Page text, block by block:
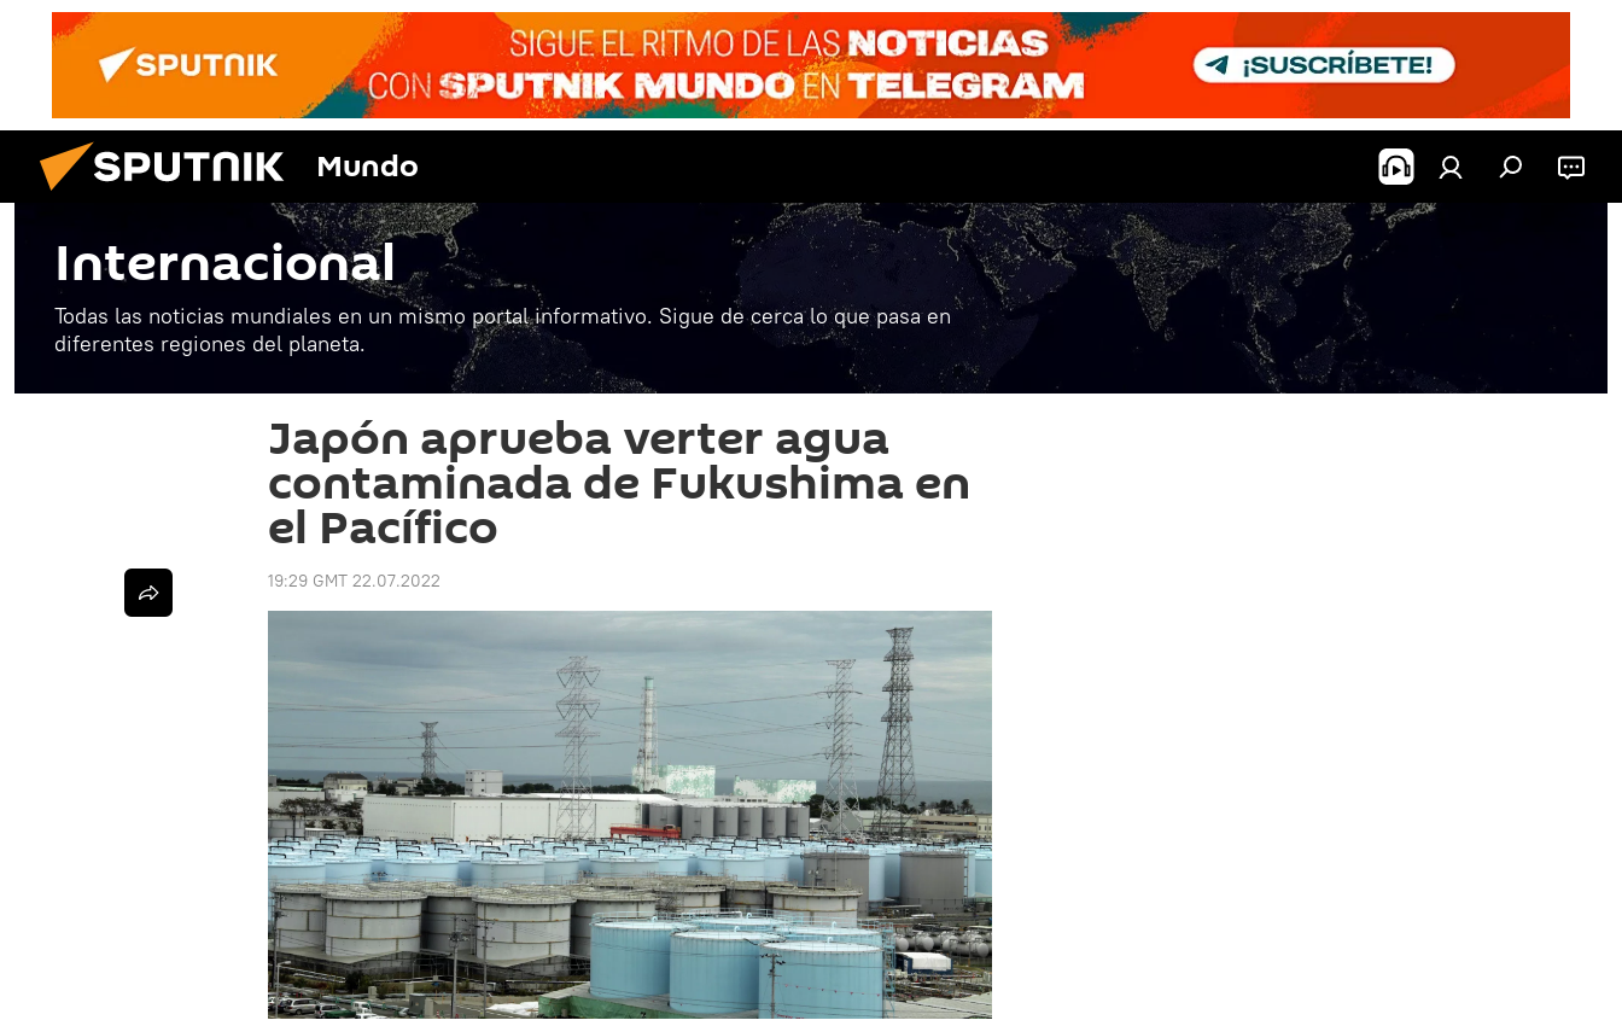
Mundo
Internacional
Todas las noticias mundiales en un mismo portal informativo. Sigue de cerca lo que pasa en
diferentes regiones del planeta.
Japón aprueba verter agua
contaminada de Fukushima en
el Pacífico
19:29 GMT 22.07.2022